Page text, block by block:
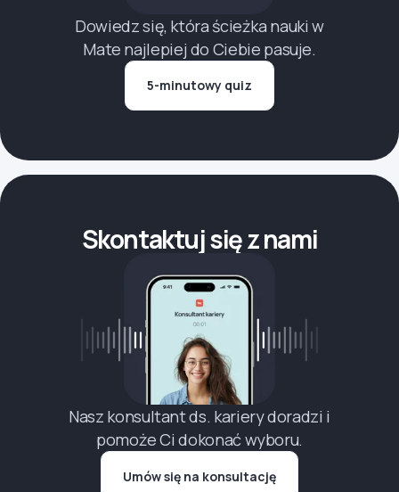
Dowiedz się, która ścieżka nauki w
Mate najlepiej do Ciebie pasuje.
5-minutowy quiz
Skontaktuj się z nami
Nasz konsultant ds. kariery doradzi i
pomoże Ci dokonać wyboru.
Umów się na konsultację